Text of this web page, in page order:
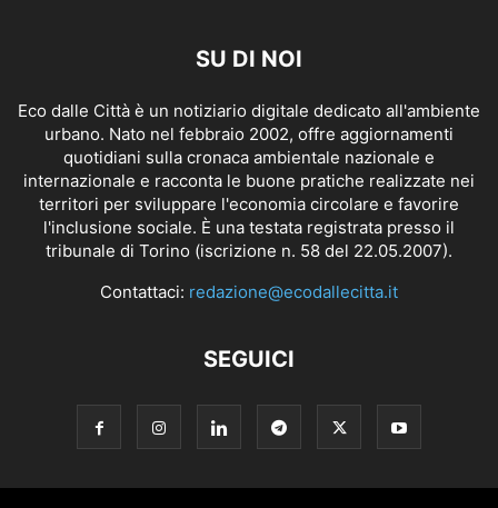
SU DI NOI
Eco dalle Città è un notiziario digitale dedicato all'ambiente
urbano. Nato nel febbraio 2002, offre aggiornamenti
quotidiani sulla cronaca ambientale nazionale e
internazionale e racconta le buone pratiche realizzate nei
territori per sviluppare l'economia circolare e favorire
l'inclusione sociale. È una testata registrata presso il
tribunale di Torino (iscrizione n. 58 del 22.05.2007).
Contattaci: redazione@ecodallecitta.it
SEGUICI